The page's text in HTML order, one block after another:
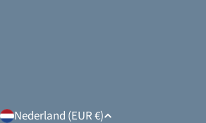
Land/regio Nederland (EUR €)